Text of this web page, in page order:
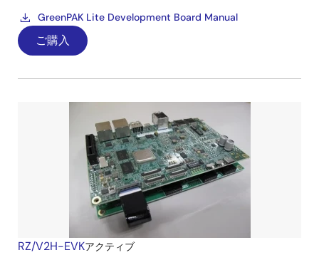
GreenPAK Lite Development Board Manual
ご購入
RZ/V2H-EVKアクティブ